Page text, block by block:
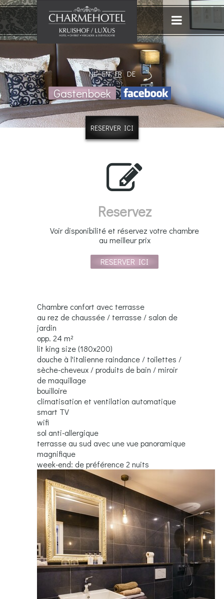
RESERVER ICI
NL EN FR DE
Gastenboek
Reservez
Voir disponibilité et réservez votre chambre
au meilleur prix
RESERVER ICI
Chambre confort avec terrasse
au rez de chaussée / terrasse / salon de
jardin
opp. 24 m²
lit king size (180x200)
douche à l'italienne raindance / toilettes /
sèche-cheveux / produits de bain / miroir
de maquillage
bouilloire
climatisation et ventilation automatique
smart TV
wifi
sol anti-allergique
terrasse au sud avec une vue panoramique
magnifique
week-end: de préférence 2 nuits